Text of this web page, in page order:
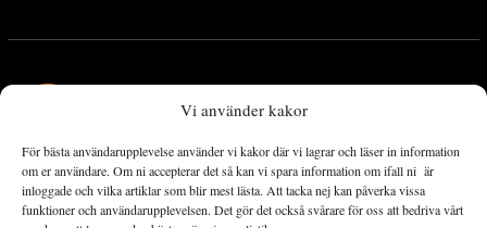
Vi använder kakor
För bästa användarupplevelse använder vi kakor där vi lagrar och läser in information
om er användare. Om ni accepterar det så kan vi spara information om ifall ni är
inloggade och vilka artiklar som blir mest lästa. Att tacka nej kan påverka vissa
funktioner och användarupplevelsen. Det gör det också svårare för oss att bedriva vårt
Landets Fria Tidning är en nyhetstidning med bred bevakning av
det viktigaste som händer lokalt och globalt och med fokus på
omställningsrörelsen. En omställning till ett hållbart samhälle går